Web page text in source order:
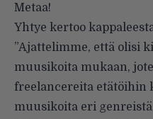
Metaa!
Yhtye kertoo
”Ajattelimme, että olisi
muusikoita mukaan,
freelancereita etätöihin
muusikoita eri